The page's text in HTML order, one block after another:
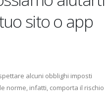
sito o app
alcuni obblighi imposti
norme, infatti, comporta il rischio